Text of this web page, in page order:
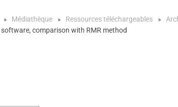
Médiathèque Ressources téléchargeables
comparison with RMR method